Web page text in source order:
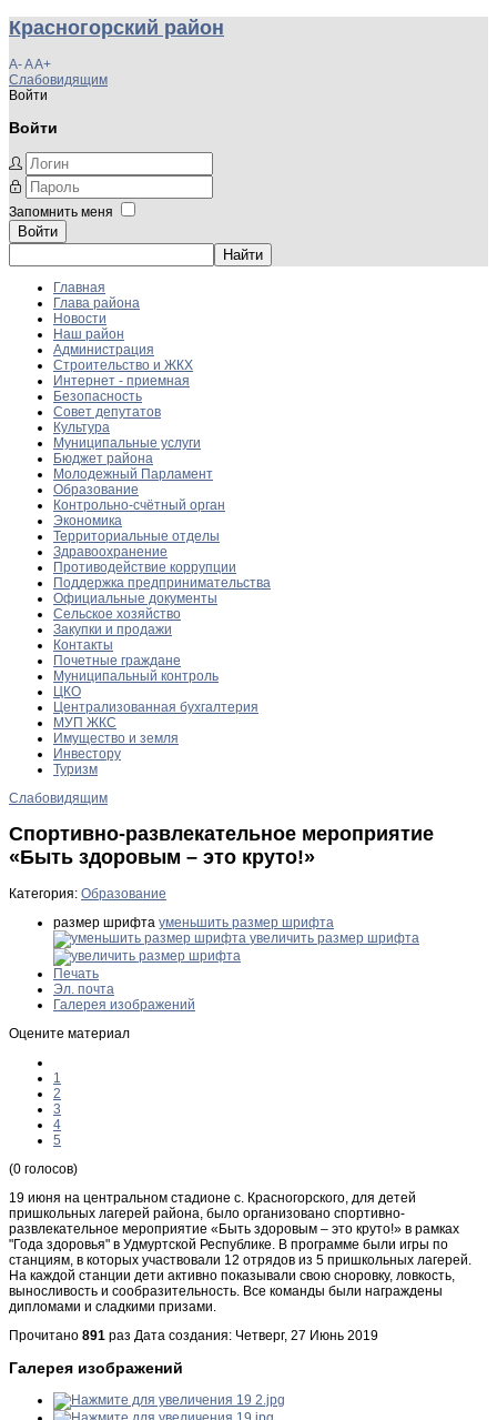
Красногорский район
A-AA+
Слабовидящим
Войти
Войти
Запомнить меня
Войти
Главная
Глава района
Новости
Наш район
Администрация
Строительство и ЖКХ
Интернет - приемная
Безопасность
Совет депутатов
Культура
Муниципальные услуги
Бюджет района
Молодежный Парламент
Образование
Контрольно-счётный орган
Экономика
Территориальные отделы
Здравоохранение
Противодействие коррупции
Поддержка предпринимательства
Официальные документы
Сельское хозяйство
Закупки и продажи
Контакты
Почетные граждане
Муниципальный контроль
ЦКО
Централизованная бухгалтерия
МУП ЖКС
Имущество и земля
Инвестору
Туризм
Слабовидящим
Спортивно-развлекательное мероприятие
«Быть здоровым – это круто!»
Категория: Образование
размер шрифта уменьшить размер шрифта
увеличить размер шрифта
Печать
Эл. почта
Галерея изображений
Оцените материал
1
2
3
4
5
(0 голосов)
19 июня на центральном стадионе с. Красногорского, для детей
пришкольных лагерей района, было организовано спортивно-
развлекательное мероприятие «Быть здоровым – это круто!» в рамках
"Года здоровья" в Удмуртской Республике. В программе были игры по
станциям, в которых участвовали 12 отрядов из 5 пришкольных лагерей.
На каждой станции дети активно показывали свою сноровку, ловкость,
выносливость и сообразительность. Все команды были награждены
дипломами и сладкими призами.
Прочитано 891 раз Дата создания: Четверг, 27 Июнь 2019
Галерея изображений